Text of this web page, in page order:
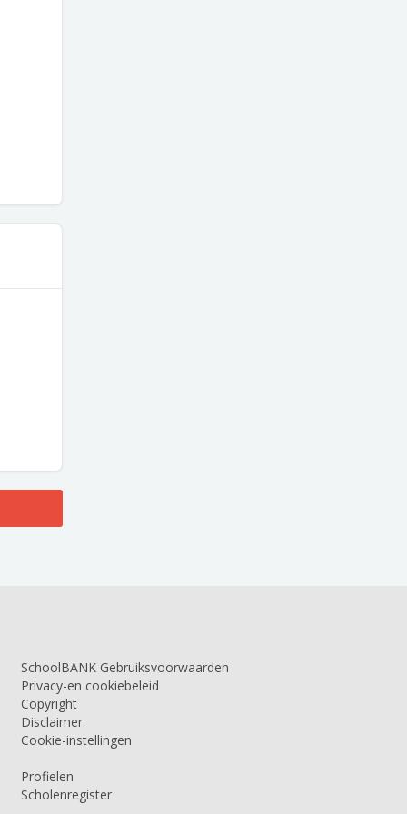
SchoolBANK Gebruiksvoorwaarden
Privacy-en cookiebeleid
Copyright
Disclaimer
Cookie-instellingen
Profielen
Scholenregister